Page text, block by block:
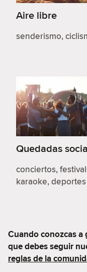
Aire libre
senderismo,
Quedadas
conciertos,
karaoke, deportes
Cuando conozcas a
que debes seguir
reglas de la